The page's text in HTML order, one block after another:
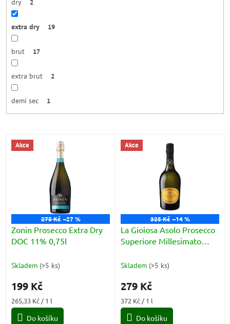
dry 2
extra dry 19
brut 17
extra brut 2
demi sec 1
Akce
275 Kč –27 %
Zonin Prosecco Extra Dry
DOC 11% 0,75l
Skladem (>5 ks)
199 Kč
Měrná
cena:
265,33 Kč / 1 l
Do košíku
Akce
325 Kč –14 %
La Gioiosa Asolo Prosecco
Superiore Millesimato
Skladem (>5 ks)
279 Kč
Měrná
cena:
372 Kč / 1 l
Do košíku